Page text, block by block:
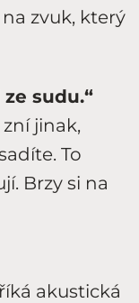
zvuk, který
sudu.“
jinak,
To
Brzy si na
akustická